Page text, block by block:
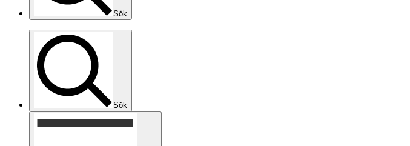
Sök
Sök